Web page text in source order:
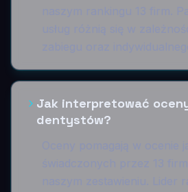
Jak interpretować
dentystów?